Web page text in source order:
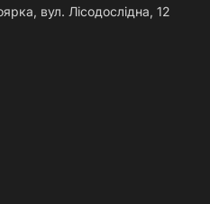
вул. Лісодослідна, 12